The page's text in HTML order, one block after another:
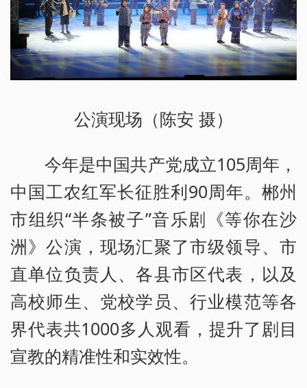
公演现场（陈安 摄）
今年是中国共产党成立105周年，
中国工农红军长征胜利90周年。郴州
市组织“半条被子”音乐剧《等你在沙
洲》公演，现场汇聚了市级领导、市
直单位负责人、各县市区代表，以及
高校师生、党校学员、行业模范等各
界代表共1000多人观看，提升了剧目
宣教的精准性和实效性。